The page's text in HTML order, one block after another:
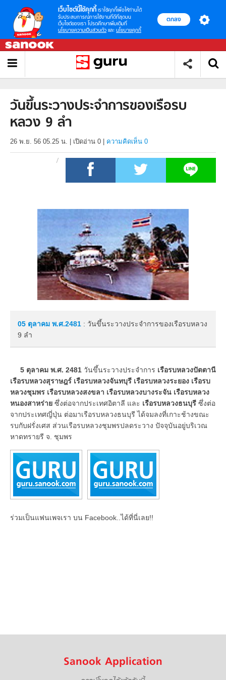
เว็บไซต์นี้ใช้คุกกี้ เราใช้คุกกี้เพื่อให้ท่านได้
รับประสบการณ์การใช้งานที่ดีที่สุดบน
เว็บไซต์ของเรา โปรดศึกษาเพิ่มเติมที่
นโยบายความเป็นส่วนตัว และ นโยบายคุกกี้
ตกลง
วันขึ้นระวางประจำการของเรือรบ
หลวง 9 ลำ
26 พ.ย. 56 05.25 น. เปิดอ่าน 0 ความคิดเห็น 0
05 ตุลาคม พ.ศ.2481 : วันขึ้นระวางประจำการของเรือรบหลวง
9 ลำ
5 ตุลาคม พ.ศ. 2481 วันขึ้นระวางประจำการ เรือรบหลวงปัตตานี
เรือรบหลวงสุราษฎร์ เรือรบหลวงจันทบุรี เรือรบหลวงระยอง เรือรบ
หลวงชุมพร เรือรบหลวงสงขลา เรือรบหลวงบางระจัน เรือรบหลวง
หนองสาหร่าย ซึ่งต่อจากประเทศอิตาลี และ เรือรบหลวงธนบุรี ซึ่งต่อ
จากประเทศญี่ปุ่น ต่อมาเรือรบหลวงธนบุรี ได้จมลงที่เกาะช้างขณะ
รบกับฝรั่งเศส ส่วนเรือรบหลวงชุมพรปลดระวาง ปัจจุบันอยู่บริเวณ
หาดทรายรี จ. ชุมพร
ร่วมเป็นแฟนเพจเรา บน Facebook..ได้ที่นี่เลย!!
Sanook Application